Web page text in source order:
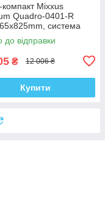
компакт Mixxus
Quadro-0401-R
система
(MP6457)
до відправки
₴ 12 006 ₴
Купити